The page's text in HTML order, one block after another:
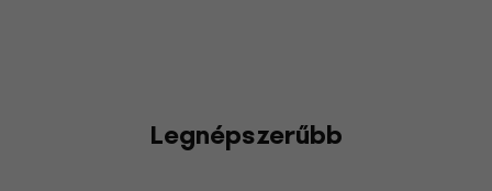
Legnépszerűbb